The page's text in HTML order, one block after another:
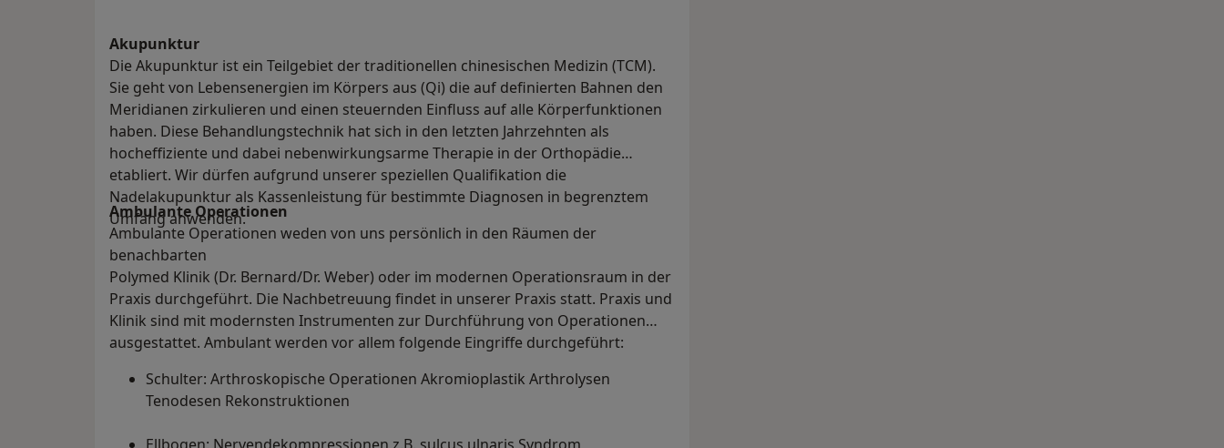
Akupunktur
Die Akupunktur ist ein Teilgebiet der traditionellen chinesischen Medizin (TCM).
Sie geht von Lebensenergien im Körpers aus (Qi) die auf definierten Bahnen den
Meridianen zirkulieren und einen steuernden Einfluss auf alle Körperfunktionen
haben. Diese Behandlungstechnik hat sich in den letzten Jahrzehnten als
hocheffiziente und dabei nebenwirkungsarme Therapie in der Orthopädie
etabliert. Wir dürfen aufgrund unserer speziellen Qualifikation die
Nadelakupunktur als Kassenleistung für bestimmte Diagnosen in begrenztem
Umfang anwenden.
Ambulante Operationen
Ambulante Operationen weden von uns persönlich in den Räumen der
benachbarten
Polymed Klinik (Dr. Bernard/Dr. Weber) oder im modernen Operationsraum in der
Praxis durchgeführt. Die Nachbetreuung findet in unserer Praxis statt. Praxis und
Klinik sind mit modernsten Instrumenten zur Durchführung von Operationen
ausgestattet. Ambulant werden vor allem folgende Eingriffe durchgeführt:
Schulter: Arthroskopische Operationen Akromioplastik Arthrolysen
Tenodesen Rekonstruktionen